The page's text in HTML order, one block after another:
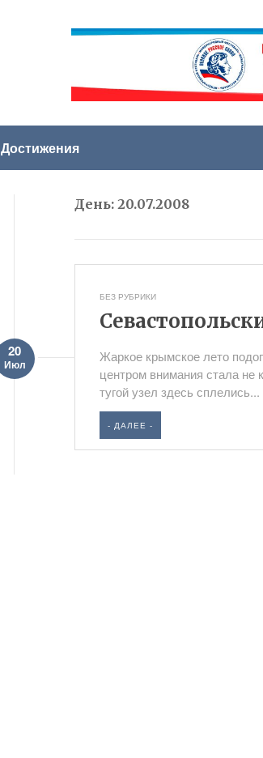
Достижения
День:20.07.2008
БЕЗ РУБРИКИ
20
Июл
Жаркое крымское лето
центром внимания стала не
тугой узел здесь сплелись...
- ДАЛЕЕ -